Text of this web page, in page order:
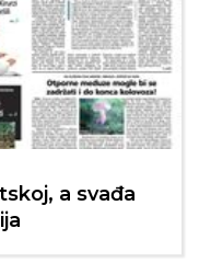
a svađa